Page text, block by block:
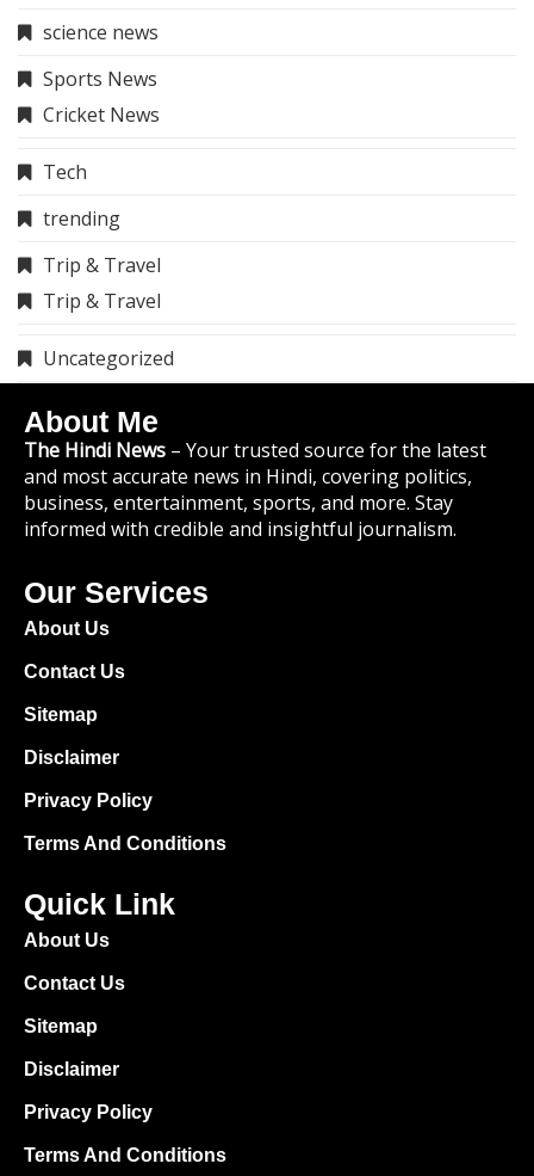
science news
Sports News
Cricket News
Tech
trending
Trip & Travel
Trip & Travel
Uncategorized
About Me
The Hindi News – Your trusted source for the latest
and most accurate news in Hindi, covering politics,
business, entertainment, sports, and more. Stay
informed with credible and insightful journalism.
Our Services
About Us
Contact Us
Sitemap
Disclaimer
Privacy Policy
Terms And Conditions
Quick Link
About Us
Contact Us
Sitemap
Disclaimer
Privacy Policy
Terms And Conditions